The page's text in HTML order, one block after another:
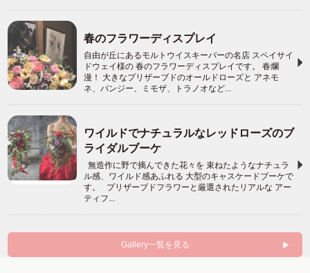
春のフラワーディスプレイ
自由が丘にあるモルトウイスキーバーの名店 スペイサイ
ドウェイ様の 春のフラワーディスプレイです。 春爛
漫！ 大きなプリザーブドのオールドローズと アネモ
ネ、パンジー、ミモザ、トラノオなど...
ワイルドでナチュラルなレッドローズのブ
ライダルブーケ
無造作に野で摘んできた花々を 束ねたようなナチュラ
ル感、ワイルド感あふれる 大型のキャスケードブーケで
す。 プリザーブドフラワーと厳選されたリアルな アー
ティフ...
Gallery一覧を見る